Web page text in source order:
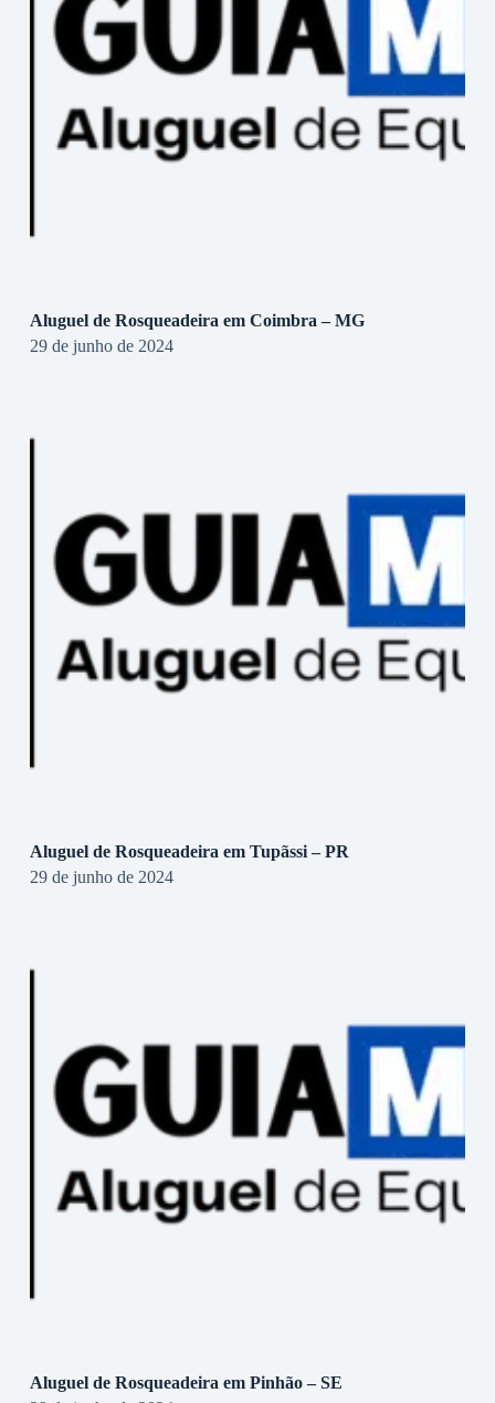
Aluguel de Rosqueadeira em Coimbra – MG
29 de junho de 2024
Aluguel de Rosqueadeira em Tupãssi – PR
29 de junho de 2024
Aluguel de Rosqueadeira em Pinhão – SE